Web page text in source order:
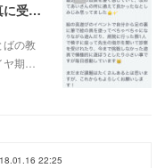
【個別支援】「様子を見ましょう」を真に受けず、早期介入がとても良かったお子さん
ばの教
期…
22:25